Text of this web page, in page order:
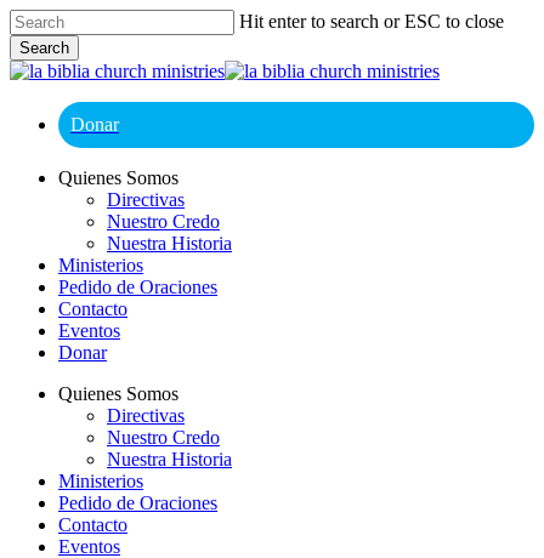
Skip
to
main
content
Hit enter to search or ESC to close
Search
Close
Donar
Menu
Quienes Somos
Directivas
Nuestro Credo
Nuestra Historia
Ministerios
Pedido de Oraciones
Contacto
Eventos
Donar
Quienes Somos
Directivas
Nuestro Credo
Nuestra Historia
Ministerios
Pedido de Oraciones
Contacto
Eventos